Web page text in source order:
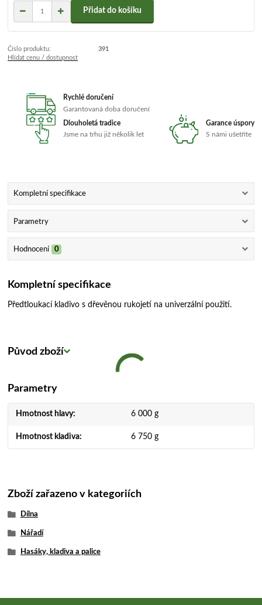
Přidat do košíku
Číslo produktu:
391
Hlídat cenu / dostupnost
Rychlé doručení
Garantovaná doba doručení
Dlouholetá tradice
Jsme na trhu již několik let
Garance úspory
S námi ušetříte
Kompletní specifikace
Parametry
Hodnocení 0
Kompletní specifikace
Předtloukací kladivo s dřevěnou rukojetí na univerzální použití.
Původ zboží
Parametry
Hmotnost hlavy 6 000 g
Hmotnost kladiva 6 750 g
Zboží zařazeno v kategoriích
Dílna
Nářadí
Hasáky, kladiva a palice